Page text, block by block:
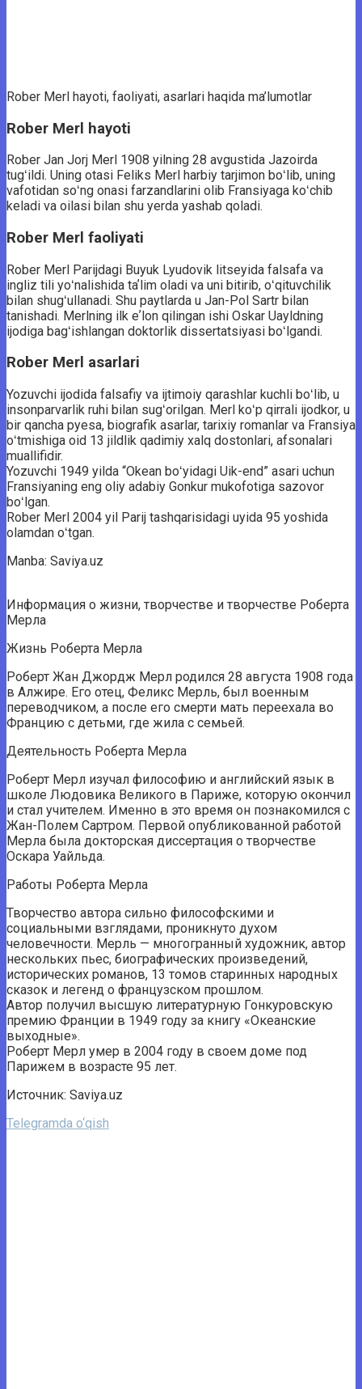
Rober Merl hayoti, faoliyati, asarlari haqida ma’lumotlar
Rober Merl hayoti
Rober Jan Jorj Merl 1908 yilning 28 avgustida Jazoirda
tugʻildi. Uning otasi Feliks Merl harbiy tarjimon boʻlib, uning
vafotidan soʻng onasi farzandlarini olib Fransiyaga koʻchib
keladi va oilasi bilan shu yerda yashab qoladi.
Rober Merl faoliyati
Rober Merl Parijdagi Buyuk Lyudovik litseyida falsafa va
ingliz tili yoʻnalishida taʼlim oladi va uni bitirib, oʻqituvchilik
bilan shugʻullanadi. Shu paytlarda u Jan-Pol Sartr bilan
tanishadi. Merlning ilk eʼlon qilingan ishi Oskar Uayldning
ijodiga bagʻishlangan doktorlik dissertatsiyasi boʻlgandi.
Rober Merl asarlari
Yozuvchi ijodida falsafiy va ijtimoiy qarashlar kuchli boʻlib, u
insonparvarlik ruhi bilan sugʻorilgan. Merl koʻp qirrali ijodkor, u
bir qancha pyesa, biografik asarlar, tarixiy romanlar va Fransiya
oʻtmishiga oid 13 jildlik qadimiy xalq dostonlari, afsonalari
muallifidir.
Yozuvchi 1949 yilda “Okean boʻyidagi Uik-end” asari uchun
Fransiyaning eng oliy adabiy Gonkur mukofotiga sazovor
boʻlgan.
Rober Merl 2004 yil Parij tashqarisidagi uyida 95 yoshida
olamdan oʻtgan.
Manba: Saviya.uz
Информация о жизни, творчестве и творчестве Роберта
Мерла
Жизнь Роберта Мерла
Роберт Жан Джордж Мерл родился 28 августа 1908 года
в Алжире. Его отец, Феликс Мерль, был военным
переводчиком, а после его смерти мать переехала во
Францию ​​с детьми, где жила с семьей.
Деятельность Роберта Мерла
Роберт Мерл изучал философию и английский язык в
школе Людовика Великого в Париже, которую окончил
и стал учителем. Именно в это время он познакомился с
Жан-Полем Сартром. Первой опубликованной работой
Мерла была докторская диссертация о творчестве
Оскара Уайльда.
Работы Роберта Мерла
Творчество автора сильно философскими и
социальными взглядами, проникнуто духом
человечности. Мерль — многогранный художник, автор
нескольких пьес, биографических произведений,
исторических романов, 13 томов старинных народных
сказок и легенд о французском прошлом.
Автор получил высшую литературную Гонкуровскую
премию Франции в 1949 году за книгу «Океанские
выходные».
Роберт Мерл умер в 2004 году в своем доме под
Парижем в возрасте 95 лет.
Источник: Saviya.uz
Telegramda o‘qish